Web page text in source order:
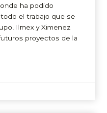
ha podido
el trabajo que se
Ilmex y Ximenez
proyectos de la